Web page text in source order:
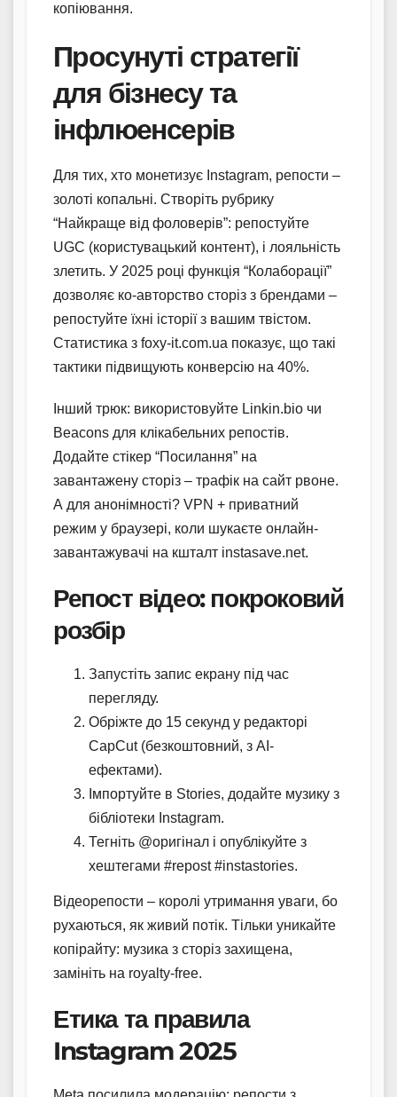
копіювання.
Просунуті стратегії
для бізнесу та
інфлюенсерів
Для тих, хто монетизує Instagram, репости –
золоті копальні. Створіть рубрику
“Найкраще від фоловерів”: репостуйте
UGC (користувацький контент), і лояльність
злетить. У 2025 році функція “Колаборації”
дозволяє ко-авторство сторіз з брендами –
репостуйте їхні історії з вашим твістом.
Статистика з foxy-it.com.ua показує, що такі
тактики підвищують конверсію на 40%.
Інший трюк: використовуйте Linkin.bio чи
Beacons для клікабельних репостів.
Додайте стікер “Посилання” на
завантажену сторіз – трафік на сайт рвоне.
А для анонімності? VPN + приватний
режим у браузері, коли шукаєте онлайн-
завантажувачі на кшталт instasave.net.
Репост відео: покроковий
розбір
Запустіть запис екрану під час
перегляду.
Обріжте до 15 секунд у редакторі
CapCut (безкоштовний, з AI-
ефектами).
Імпортуйте в Stories, додайте музику з
бібліотеки Instagram.
Тегніть @оригінал і опублікуйте з
хештегами #repost #instastories.
Відеорепости – королі утримання уваги, бо
рухаються, як живий потік. Тільки уникайте
копірайту: музика з сторіз захищена,
замініть на royalty-free.
Етика та правила
Instagram 2025